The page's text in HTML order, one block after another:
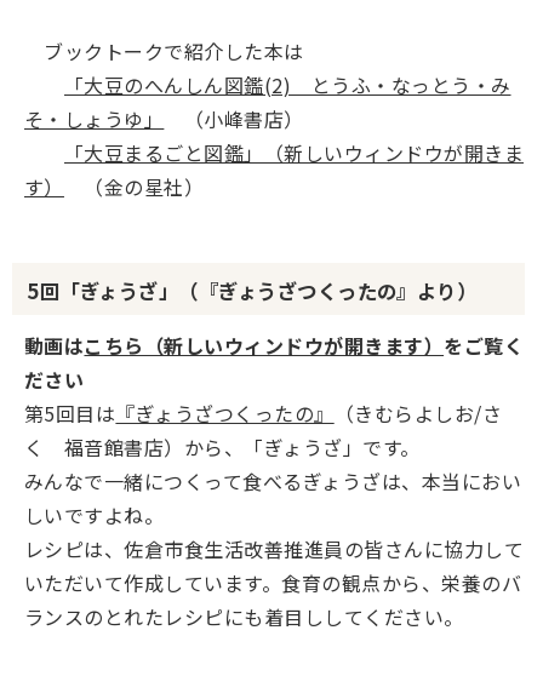
ブックトークで紹介した本は
「大豆のへんしん図鑑(2) とうふ・なっとう・み
そ・しょうゆ」
（小峰書店）
「大豆まるごと図鑑」（新しいウィンドウが開きま
す）
（金の星社）
5回「ぎょうざ」（『ぎょうざつくったの』より）
動画はこちら（新しいウィンドウが開きます） をご覧く
ださい
第5回目は 『ぎょうざつくったの』
（きむらよしお/さ
く 福音館書店）から、「ぎょうざ」です。
みんなで一緒につくって食べるぎょうざは、本当におい
しいですよね。
レシピは、佐倉市食生活改善推進員の皆さんに協力して
いただいて作成しています。食育の観点から、栄養のバ
ランスのとれたレシピにも着目ししてください。